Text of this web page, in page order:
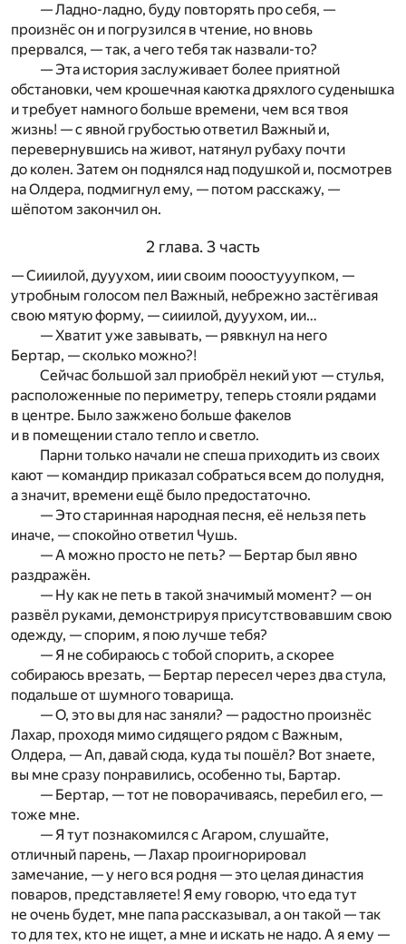
— Ладно-ладно, буду повторять про себя, —
произнёс он и погрузился в чтение, но вновь
прервался, — так, а чего тебя так назвали-то?
— Эта история заслуживает более приятной
обстановки, чем крошечная каютка дряхлого суденышка
и требует намного больше времени, чем вся твоя
жизнь! — с явной грубостью ответил Важный и,
перевернувшись на живот, натянул рубаху почти
до колен. Затем он поднялся над подушкой и, посмотрев
на Олдера, подмигнул ему, — потом расскажу, —
шёпотом закончил он.
2 глава. 3 часть
— Сииилой, дууухом, иии своим пооостууупком, —
утробным голосом пел Важный, небрежно застёгивая
свою мятую форму, — сииилой, дууухом, ии…
— Хватит уже завывать, — рявкнул на него
Бертар, — сколько можно?!
Сейчас большой зал приобрёл некий уют — стулья,
расположенные по периметру, теперь стояли рядами
в центре. Было зажжено больше факелов
и в помещении стало тепло и светло.
Парни только начали не спеша приходить из своих
кают — командир приказал собраться всем до полудня,
а значит, времени ещё было предостаточно.
— Это старинная народная песня, её нельзя петь
иначе, — спокойно ответил Чушь.
— А можно просто не петь? — Бертар был явно
раздражён.
— Ну как не петь в такой значимый момент? — он
развёл руками, демонстрируя присутствовавшим свою
одежду, — спорим, я пою лучше тебя?
— Я не собираюсь с тобой спорить, а скорее
собираюсь врезать, — Бертар пересел через два стула,
подальше от шумного товарища.
— О, это вы для нас заняли? — радостно произнёс
Лахар, проходя мимо сидящего рядом с Важным,
Олдера, — Ап, давай сюда, куда ты пошёл? Вот знаете,
вы мне сразу понравились, особенно ты, Бартар.
— Бертар, — тот не поворачиваясь, перебил его, —
тоже мне.
— Я тут познакомился с Агаром, слушайте,
отличный парень, — Лахар проигнорировал
замечание, — у него вся родня — это целая династия
поваров, представляете! Я ему говорю, что еда тут
не очень будет, мне папа рассказывал, а он такой — так
то для тех, кто не ищет, а мне и искать не надо. А я ему —